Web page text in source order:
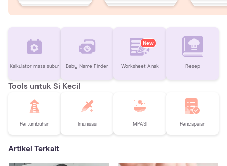
Kalkulator masa subur Baby Name Finder
New
Worksheet Anak Resep
Tools untuk Si Kecil
Pertumbuhan Imunisasi MPASI Pencapaian
Artikel Terkait